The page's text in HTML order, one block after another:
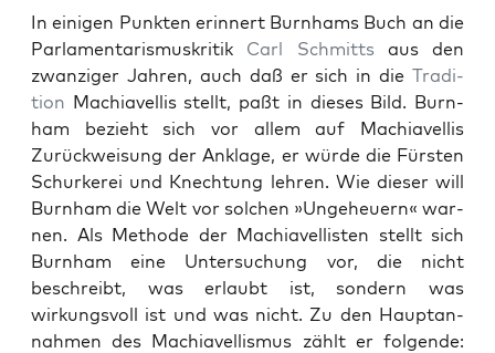
In eini­gen Punk­ten erin­nert Burn­hams Buch an die
Par­la­men­taris­muskri­tik Carl Schmitts aus den
zwanziger Jahren, auch daß er sich in die Tra­di­
tion Machi­avel­lis stellt, paßt in dieses Bild. Burn­
ham bezieht sich vor allem auf Machi­avel­lis
Zurück­weisung der Anklage, er würde die Fürsten
Schurk­erei und Knech­tung lehren. Wie dieser will
Burn­ham die Welt vor solchen »Unge­heuern« war­
nen. Als Meth­ode der Machi­avel­lis­ten stellt sich
Burn­ham eine Unter­suchung vor, die nicht
beschreibt, was erlaubt ist, son­dern was
wirkungsvoll ist und was nicht. Zu den Haup­tan­
nah­men des Machi­avel­lis­mus zählt er fol­gende: